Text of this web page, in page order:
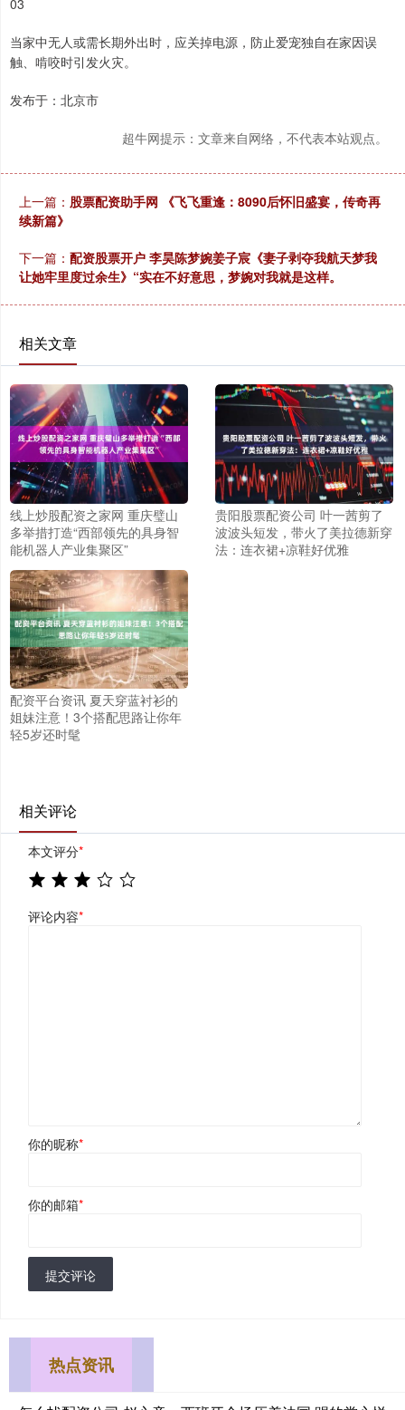
03
当家中无人或需长期外出时，应关掉电源，防止爱宠独自在家因误
触、啃咬时引发火灾。
发布于：北京市
超牛网提示：文章来自网络，不代表本站观点。
上一篇： 股票配资助手网 《飞飞重逢：8090后怀旧盛宴，传奇再
续新篇》
下一篇： 配资股票开户 李昊陈梦婉姜子宸《妻子剥夺我航天梦我
让她牢里度过余生》“实在不好意思，梦婉对我就是这样。
相关文章
线上炒股配资之家网 重庆璧山
多举措打造“西部领先的具身智
能机器人产业集聚区”
贵阳股票配资公司 叶一茜剪了
波波头短发，带火了美拉德新穿
法：连衣裙+凉鞋好优雅
配资平台资讯 夏天穿蓝衬衫的
姐妹注意！3个搭配思路让你年
轻5岁还时髦
相关评论
本文评分*
评论内容*
你的昵称*
你的邮箱*
提交评论
热点资讯